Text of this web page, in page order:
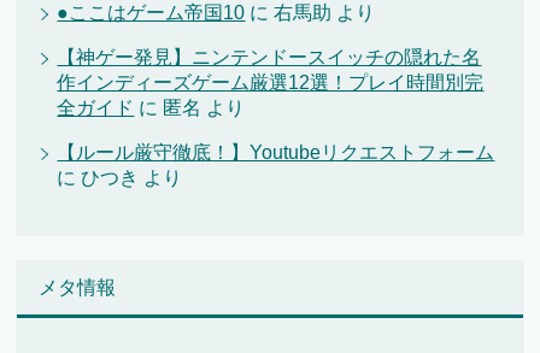
●ここはゲーム帝国10 に右馬助 より
【神ゲー発見】ニンテンドースイッチの隠れた名
作インディーズゲーム厳選12選！プレイ時間別完
全ガイド に 匿名 より
【ルール厳守徹底！】Youtubeリクエストフォーム
にひつき より
メタ情報